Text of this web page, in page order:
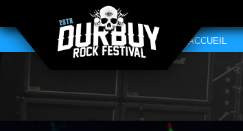
ACCUEIL